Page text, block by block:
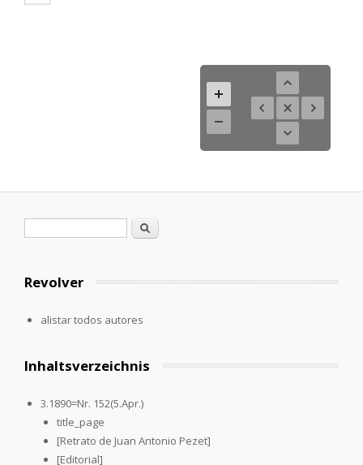
Formulario de búsqueda
Buscar
Revolver
alistar todos autores
Inhaltsverzeichnis
3.1890=Nr. 152(5.Apr.)
title_page
[Retrato de Juan Antonio Pezet]
[Editorial]